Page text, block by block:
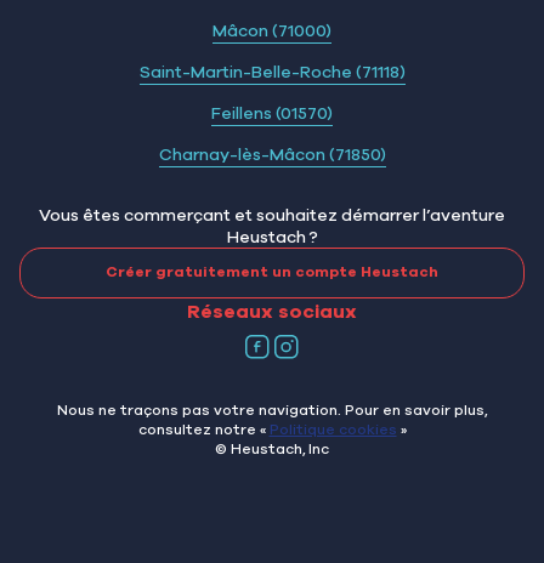
Mâcon (71000)
Saint-Martin-Belle-Roche (71118)
Feillens (01570)
Charnay-lès-Mâcon (71850)
Vous êtes commerçant et souhaitez démarrer l’aventure
Heustach ?
Créer gratuitement un compte Heustach
Réseaux sociaux
Nous ne traçons pas votre navigation. Pour en savoir plus,
consultez notre « Politique cookies »
© Heustach, Inc